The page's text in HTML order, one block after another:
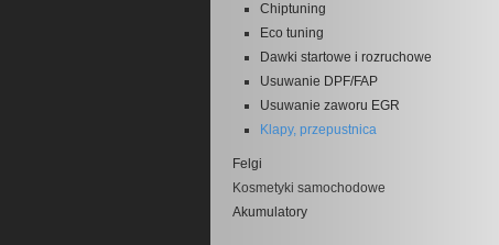
Chiptuning
Eco tuning
Dawki startowe i rozruchowe
Usuwanie DPF/FAP
Usuwanie zaworu EGR
Klapy, przepustnica
Felgi
Kosmetyki samochodowe
Akumulatory